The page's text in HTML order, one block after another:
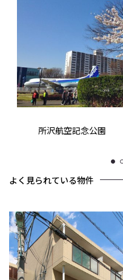
所沢航空記念公園
1
よく見られている物件